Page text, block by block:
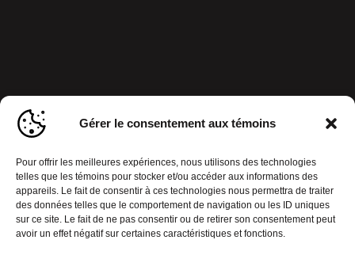
Gérer le consentement aux témoins
Pour offrir les meilleures expériences, nous utilisons des technologies
telles que les témoins pour stocker et/ou accéder aux informations des
appareils. Le fait de consentir à ces technologies nous permettra de traiter
des données telles que le comportement de navigation ou les ID uniques
sur ce site. Le fait de ne pas consentir ou de retirer son consentement peut
avoir un effet négatif sur certaines caractéristiques et fonctions.